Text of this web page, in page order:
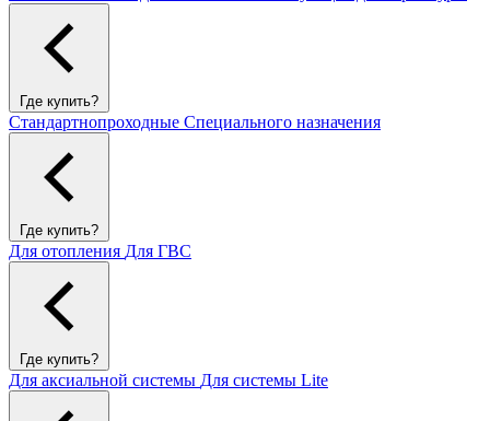
Где купить?
Стандартнопроходные Специального назначения
Где купить?
Для отопления Для ГВС
Где купить?
Для аксиальной системы Для системы Lite